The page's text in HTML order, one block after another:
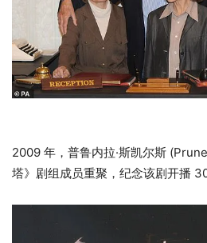
2009 年，普鲁内拉·斯凯尔斯
塔》剧组成员重聚，纪念该剧开播